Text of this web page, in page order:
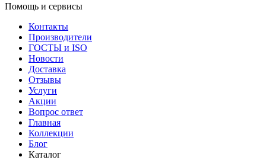
Помощь и сервисы
Контакты
Производители
ГОСТЫ и ISO
Новости
Доставка
Отзывы
Услуги
Акции
Вопрос ответ
Главная
Коллекции
Блог
Каталог